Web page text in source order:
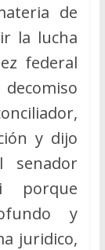
de
la lucha
federal
y dijo
senador
porque
y
juridico,